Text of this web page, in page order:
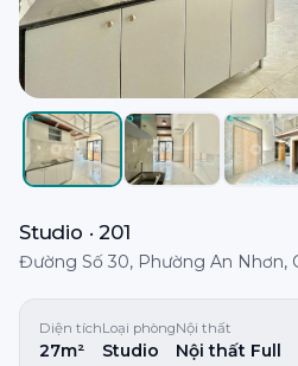
Studio · 201
Đường Số 30, Phường An Nhơn,
Diện tích
27m²
Loại phòng
Studio
Nội thất
Nội thất Full